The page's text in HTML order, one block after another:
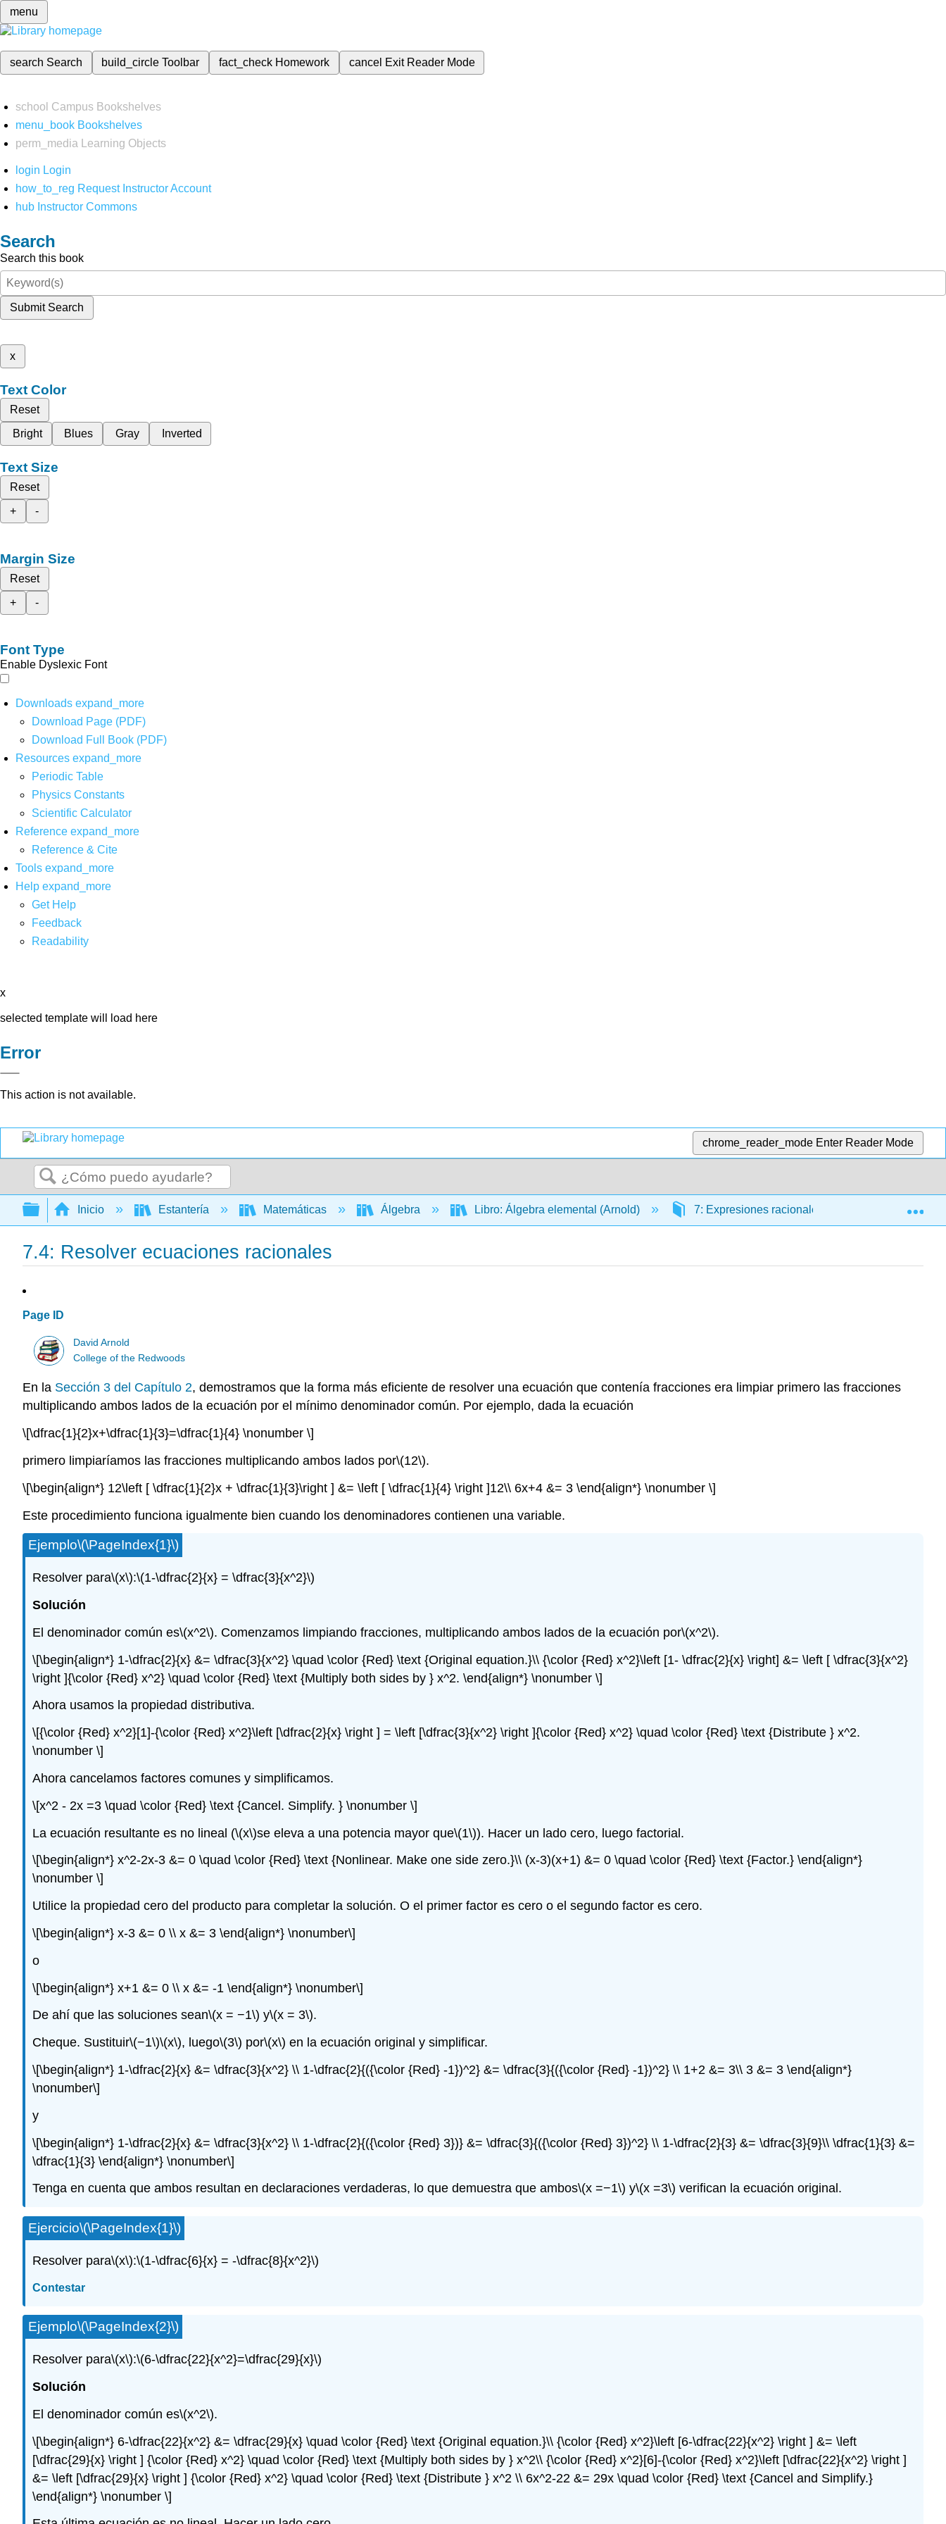
menu
search Search build_circleToolbar fact_check Homework cancel Exit Reader Mode
school Campus Bookshelves
menu_book Bookshelves
perm_media
Learning Objects
login Login
how_to_reg Request Instructor Account
hub Instructor Commons
Search
Search this book
Submit Search
x
Text Color
Reset
Bright
Blues Gray Inverted
Text Size
Reset
+
-
Margin Size
Reset
+
-
Font Type
Enable Dyslexic Font
Downloads expand_more
Download Page (PDF)
Download Full Book (PDF)
Resources expand_more
Periodic Table
Physics Constants
Scientific Calculator
Reference expand_more
Reference & Cite
Tools expand_more
Help expand_more
Get Help
Feedback
Readability
x
selected template will load here
Error
This action is not available.
chrome_reader_mode Enter Reader Mode
Buscar
Expandir/contraer jerarquía global
Inicio Estantería Matemáticas Álgebra Libro: Álgebra elemental (Arnold) 7: Expresiones racionales 7.4:
7.4: Resolver ecuaciones racionales
Page ID
David Arnold
College of the Redwoods
En la Sección 3 del Capítulo 2, demostramos que la forma más eficiente de resolver una ecuación que contenía fracciones era limpiar primero las fracciones
multiplicando ambos lados de la ecuación por el mínimo denominador común. Por ejemplo, dada la ecuación
\[\dfrac{1}{2}x+\dfrac{1}{3}=\dfrac{1}{4} \nonumber \]
primero limpiaríamos las fracciones multiplicando ambos lados por\(12\).
\[\begin{align*} 12\left [ \dfrac{1}{2}x + \dfrac{1}{3}\right ] &= \left [ \dfrac{1}{4} \right ]12\\ 6x+4 &= 3 \end{align*} \nonumber \]
Este procedimiento funciona igualmente bien cuando los denominadores contienen una variable.
Ejemplo\(\PageIndex{1}\)
Resolver para\(x\):\(1-\dfrac{2}{x} = \dfrac{3}{x^2}\)
Solución
El denominador común es\(x^2\). Comenzamos limpiando fracciones, multiplicando ambos lados de la ecuación por\(x^2\).
\[\begin{align*} 1-\dfrac{2}{x} &= \dfrac{3}{x^2} \quad \color {Red} \text {Original equation.}\\ {\color {Red} x^2}\left [1- \dfrac{2}{x} \right] &= \left [ \dfrac{3}{x^2}
\right ]{\color {Red} x^2} \quad \color {Red} \text {Multiply both sides by } x^2. \end{align*} \nonumber \]
Ahora usamos la propiedad distributiva.
\[{\color {Red} x^2}[1]-{\color {Red} x^2}\left [\dfrac{2}{x} \right ] = \left [\dfrac{3}{x^2} \right ]{\color {Red} x^2} \quad \color {Red} \text {Distribute } x^2.
\nonumber \]
Ahora cancelamos factores comunes y simplificamos.
\[x^2 - 2x =3 \quad \color {Red} \text {Cancel. Simplify. } \nonumber \]
La ecuación resultante es no lineal (\(x\)se eleva a una potencia mayor que\(1\)). Hacer un lado cero, luego factorial.
\[\begin{align*} x^2-2x-3 &= 0 \quad \color {Red} \text {Nonlinear. Make one side zero.}\\ (x-3)(x+1) &= 0 \quad \color {Red} \text {Factor.} \end{align*}
\nonumber \]
Utilice la propiedad cero del producto para completar la solución. O el primer factor es cero o el segundo factor es cero.
\[\begin{align*} x-3 &= 0 \\ x &= 3 \end{align*} \nonumber\]
o
\[\begin{align*} x+1 &= 0 \\ x &= -1 \end{align*} \nonumber\]
De ahí que las soluciones sean\(x = −1\) y\(x = 3\).
Cheque. Sustituir\(−1\)\(x\), luego\(3\) por\(x\) en la ecuación original y simplificar.
\[\begin{align*} 1-\dfrac{2}{x} &= \dfrac{3}{x^2} \\ 1-\dfrac{2}{({\color {Red} -1})^2} &= \dfrac{3}{({\color {Red} -1})^2} \\ 1+2 &= 3\\ 3 &= 3 \end{align*}
\nonumber\]
y
\[\begin{align*} 1-\dfrac{2}{x} &= \dfrac{3}{x^2} \\ 1-\dfrac{2}{({\color {Red} 3})} &= \dfrac{3}{({\color {Red} 3})^2} \\ 1-\dfrac{2}{3} &= \dfrac{3}{9}\\ \dfrac{1}{3} &=
\dfrac{1}{3} \end{align*} \nonumber\]
Tenga en cuenta que ambos resultan en declaraciones verdaderas, lo que demuestra que ambos\(x =−1\) y\(x =3\) verifican la ecuación original.
Ejercicio\(\PageIndex{1}\)
Resolver para\(x\):\(1-\dfrac{6}{x} = -\dfrac{8}{x^2}\)
Contestar
Ejemplo\(\PageIndex{2}\)
Resolver para\(x\):\(6-\dfrac{22}{x^2}=\dfrac{29}{x}\)
Solución
El denominador común es\(x^2\).
\[\begin{align*} 6-\dfrac{22}{x^2} &= \dfrac{29}{x} \quad \color {Red} \text {Original equation.}\\ {\color {Red} x^2}\left [6-\dfrac{22}{x^2} \right ] &= \left
[\dfrac{29}{x} \right ] {\color {Red} x^2} \quad \color {Red} \text {Multiply both sides by } x^2\\ {\color {Red} x^2}[6]-{\color {Red} x^2}\left [\dfrac{22}{x^2} \right ]
&= \left [\dfrac{29}{x} \right ] {\color {Red} x^2} \quad \color {Red} \text {Distribute } x^2 \\ 6x^2-22 &= 29x \quad \color {Red} \text {Cancel and Simplify.}
\end{align*} \nonumber \]